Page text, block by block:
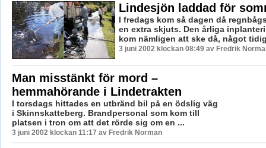
Lindesjön laddad för
I fredags kom så dagen då
en extra skjuts. Den årliga
kom nämligen att ske då, något
3 juni 2002 klockan 08:49 av Fredrik
Man misstänkt för mord –
hemmahörande i Lindetrakten
I torsdags hittades en utbränd bil på en ödslig väg
i Skinnskatteberg. Brandpersonal som kom till
platsen i tron om att det rörde sig om en ...
3 juni 2002 klockan 11:17 av Fredrik Norman